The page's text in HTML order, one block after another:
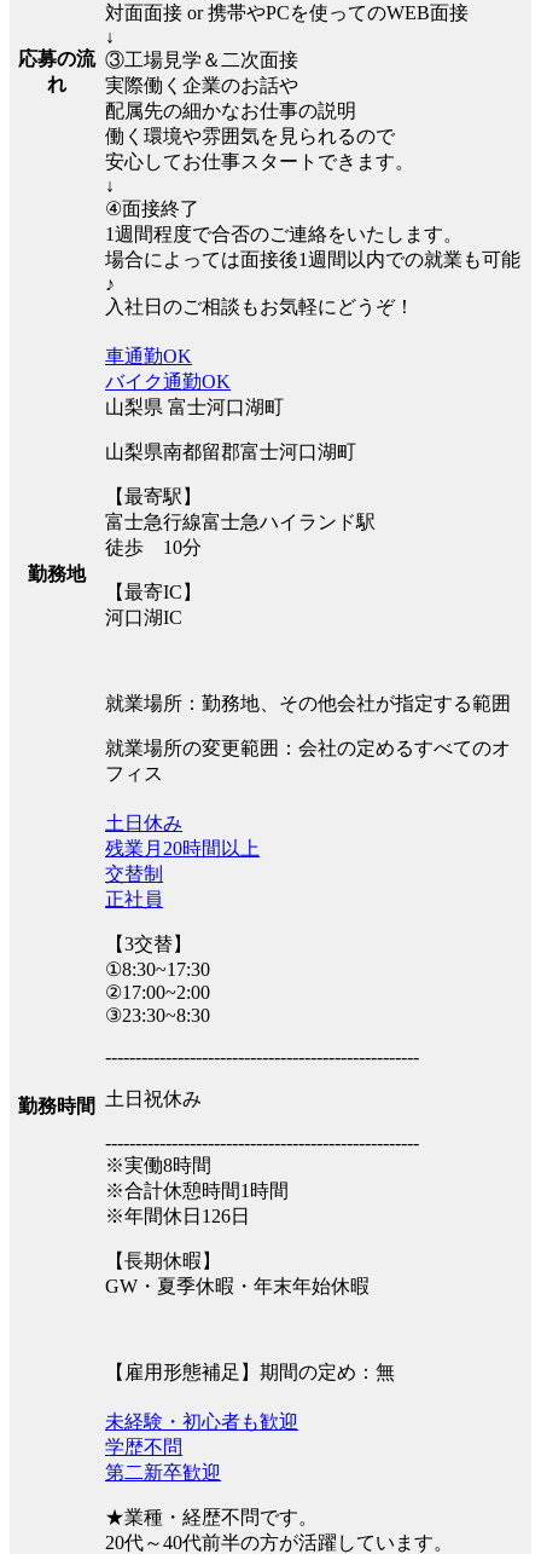
応募の流
れ
対面面接 or 携帯やPCを使ってのWEB面接
↓
③工場見学＆二次面接
実際働く企業のお話や
配属先の細かなお仕事の説明
働く環境や雰囲気を見られるので
安心してお仕事スタートできます。
↓
④面接終了
1週間程度で合否のご連絡をいたします。
場合によっては面接後1週間以内での就業も可能
♪
入社日のご相談もお気軽にどうぞ！
勤務地
車通勤OK
バイク通勤OK
山梨県 富士河口湖町
山梨県南都留郡富士河口湖町
【最寄駅】
富士急行線富士急ハイランド駅
徒歩 10分
【最寄IC】
河口湖IC
就業場所：勤務地、その他会社が指定する範囲
就業場所の変更範囲：会社の定めるすべてのオ
フィス
勤務時間
土日休み
残業月20時間以上
交替制
正社員
【3交替】
①8:30~17:30
②17:00~2:00
③23:30~8:30
----------------------------------------------------
土日祝休み
----------------------------------------------------
※実働8時間
※合計休憩時間1時間
※年間休日126日
【長期休暇】
GW・夏季休暇・年末年始休暇
【雇用形態補足】期間の定め：無
未経験・初心者も歓迎
学歴不問
第二新卒歓迎
★業種・経歴不問です。
20代～40代前半の方が活躍しています。